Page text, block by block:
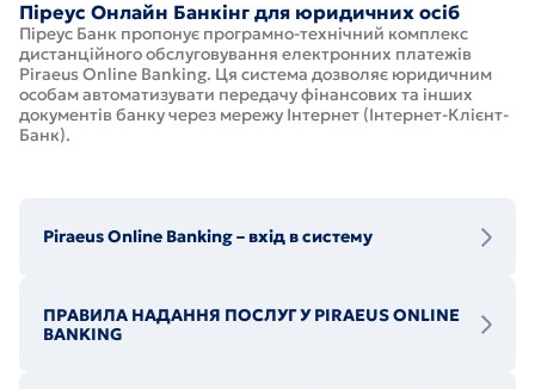
Піреус Онлайн Банкінг для юридичних осіб
Піреус Банк пропонує програмно-технічний комплекс
дистанційного обслуговування електронних платежів
Piraeus Online Banking. Ця система дозволяє юридичним
особам автоматизувати передачу фінансових та інших
документів банку через мережу Інтернет (Інтернет-Клієнт-
Банк).
Piraeus Online Banking – вхід в систему
ПРАВИЛА НАДАННЯ ПОСЛУГ У PIRAEUS ONLINE
BANKING